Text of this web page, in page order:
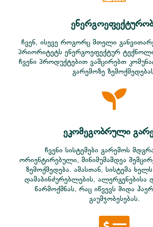
ჩვენ, ისევე როგორც მთელი
პრიორიტეტს ენერგოეფექტურ
ჩვენი პროდუქტებით ვამცირებთ
გარემოზე
ეკომეგობრული
ჩვენი სისტემები გარემოს
ორიენტირებული, მინიმუმამდეა
ზემოქმედება. ამასთან, სისტემა
დამაბინძურებლების, ალერგენებისა
წარმოქმნას, რაც იწვევს შიდა
გაუმჯობესებას.